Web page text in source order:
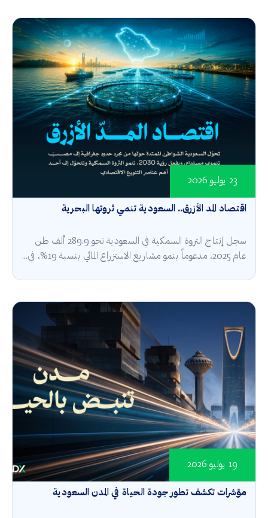
اقتصاد المد الأزرق.. السعودية تنمي ثروتها البحرية
23 يوليو 2026
سجل إنتاج الثروة السمكية في السعودية نحو 289.9 ألف طن
عام 2025، مدعوماً بنمو مشاريع الاستزراع المائي بنسبة 19%، في...
مؤشرات تكشف تطور جودة الحياة في المدن السعودية
19 يوليو 2026